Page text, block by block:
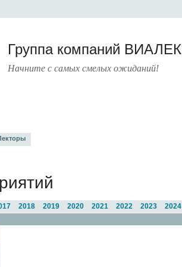
Группа компаний ВИАЛЕК
Начните с самых смелых ожиданий!
2024
2023
2022
2021
2020
2019
2018